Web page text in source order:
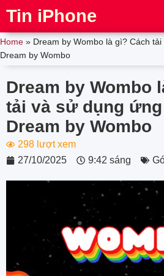
Tin iPhone
Home » Dream by Wombo là gì? Cách
Dream by Wombo
Dream by Wombo
tải và sử dụng
Dream by Wombo
298 lượt xem
27/10/2025
9:42 sáng